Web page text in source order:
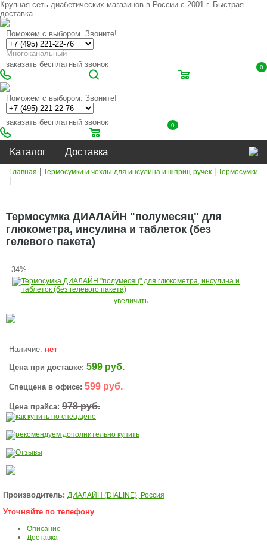
Крупная сеть диабетических магазинов в России с 2001 г. Быстрая
доставка.
Поможем с выбором. Звоните!
Многоканальный
заказать бесплатный звонок
0
Поможем с выбором. Звоните!
заказать бесплатный звонок 0
Каталог Доставка
Главная Термосумки и чехлы для инсулина и шприц-ручек Термосумки
Термосумка ДИАЛАЙН "полумесяц" для
глюкометра, инсулина и таблеток (без
гелевого пакета)
-34%
увеличить...
Наличие: нет
Цена при доставке: 599 руб.
Спеццена в офисе: 599 руб.
Цена прайса: 978 руб.
Производитель: ДИАЛАЙН (DIALINE), Россия
Уточняйте по телефону
Описание
Доставка